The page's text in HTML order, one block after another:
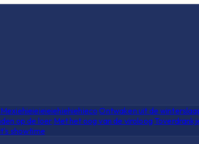
Ontwaken uit de
op de loer Met het oog van de viroloog
showtime